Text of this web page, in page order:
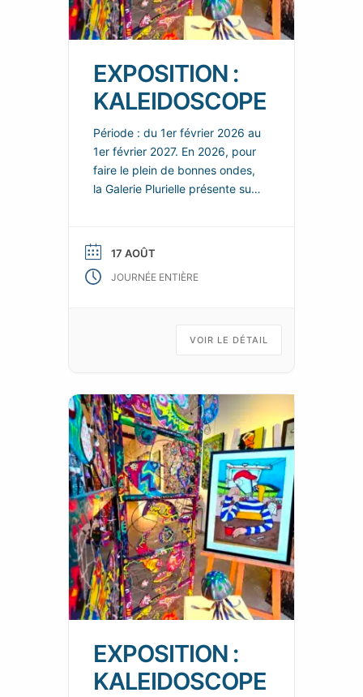
EXPOSITION :
KALEIDOSCOPE
Période : du 1er février 2026 au
1er février 2027. En 2026, pour
faire le plein de bonnes ondes,
la Galerie Plurielle présente sur
enjouées et colorées, dans
lesquelles les nouvelles œuvres
de ses talentueux artistes
animés d’un kaléidoscope d’art
17 AOÛT
JOURNÉE ENTIÈRE
VOIR LE DÉTAIL
EXPOSITION :
KALEIDOSCOPE